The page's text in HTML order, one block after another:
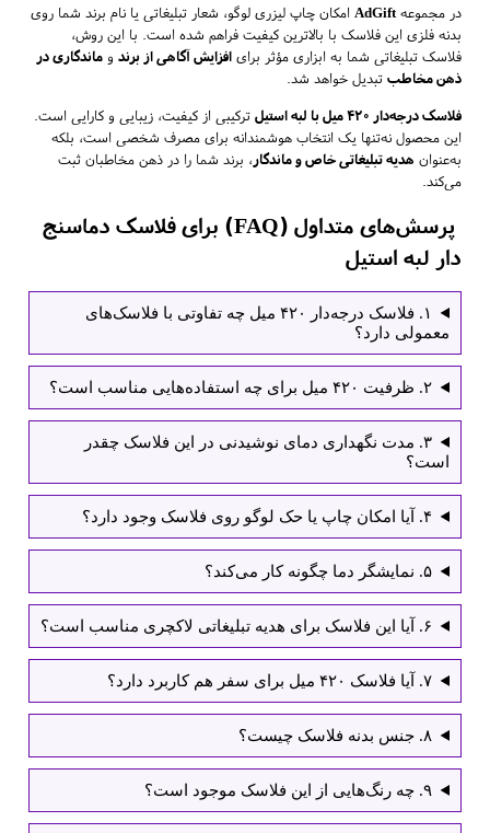
در مجموعهAdGiftامکان چاپ لیزری لوگو، شعار تبلیغاتی یا نام برند شما روی
بدنه فلزی این فلاسک با بالاترین کیفیت فراهم شده است. با این روش،
فلاسک تبلیغاتی شما به ابزاری مؤثر برای افزایش آگاهی از برندو ماندگاری در
ذهن مخاطبتبدیل خواهد شد.
فلاسک درجه‌دار ۴۲۰ میل با لبه استیل
ترکیبی از کیفیت، زیبایی و کارایی است.
این محصول نه‌تنها یک انتخاب هوشمندانه برای مصرف شخصی است، بلکه
به‌عنوان هدیه تبلیغاتی خاص و ماندگار، برند شما را در ذهن مخاطبان ثبت
می‌کند.
پرسش‌های متداول (FAQ) برای فلاسک دماسنج
دار لبه استیل
۱. فلاسک درجه‌دار ۴۲۰ میل چه تفاوتی با فلاسک‌های
معمولی دارد؟
۲. ظرفیت ۴۲۰ میل برای چه استفاده‌هایی مناسب است؟
۳. مدت نگهداری دمای نوشیدنی در این فلاسک چقدر
است؟
۴. آیا امکان چاپ یا حک لوگو روی فلاسک وجود دارد؟
۵. نمایشگر دما چگونه کار می‌کند؟
۶. آیا این فلاسک برای هدیه تبلیغاتی لاکچری مناسب است؟
۷. آیا فلاسک ۴۲۰ میل برای سفر هم کاربرد دارد؟
۸. جنس بدنه فلاسک چیست؟
۹. چه رنگ‌هایی از این فلاسک موجود است؟